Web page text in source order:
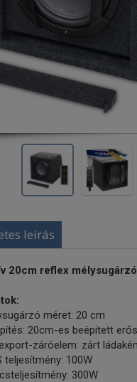
leírás
20cm reflex mélysugárzó
méret: 20 cm
20cm-es beépített
záróelem: zárt
teljesítmény: 100W
300W